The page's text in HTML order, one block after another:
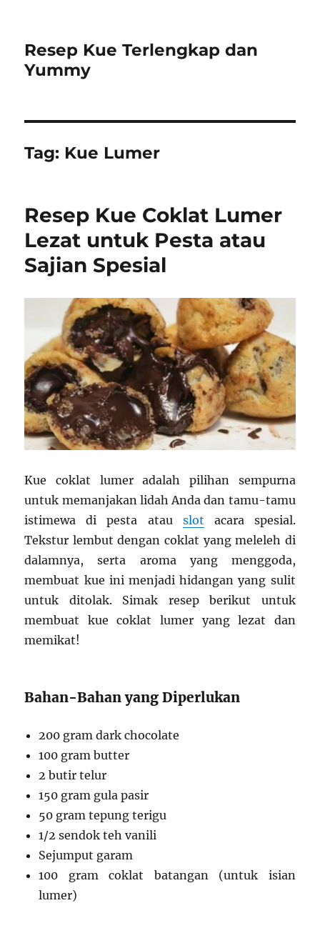
Resep Kue Terlengkap dan
Yummy
Tag: Kue Lumer
Resep Kue Coklat Lumer
Lezat untuk Pesta atau
Sajian Spesial
Kue coklat lumer adalah pilihan sempurna
untuk memanjakan lidah Anda dan tamu-tamu
istimewa di pesta atau slot acara spesial.
Tekstur lembut dengan coklat yang meleleh di
dalamnya, serta aroma yang menggoda,
membuat kue ini menjadi hidangan yang sulit
untuk ditolak. Simak resep berikut untuk
membuat kue coklat lumer yang lezat dan
memikat!
Bahan-Bahan yang Diperlukan
200 gram dark chocolate
100 gram butter
2 butir telur
150 gram gula pasir
50 gram tepung terigu
1/2 sendok teh vanili
Sejumput garam
100 gram coklat batangan (untuk isian
lumer)